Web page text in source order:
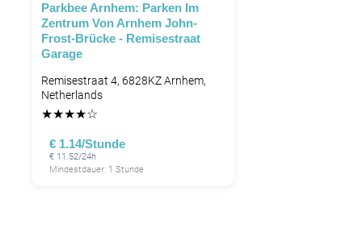
Parkbee Arnhem: Parken Im
Zentrum Von Arnhem John-
Frost-Brücke - Remisestraat
Garage
Remisestraat 4, 6828KZ Arnhem,
Netherlands
★★★★☆
€ 1.14/Stunde
€ 11.52/24h
Mindestdauer: 1 Stunde